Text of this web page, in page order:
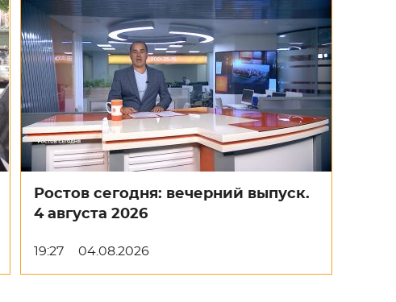
Ростов сегодня: вечерний выпуск.
4 августа 2026
19:27 04.08.2026